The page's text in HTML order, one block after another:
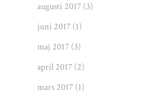
augusti 2017 (3)
juni 2017 (1)
maj 2017 (3)
april 2017 (2)
mars 2017 (1)